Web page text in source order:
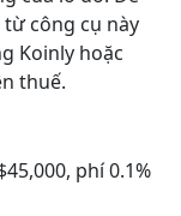
công cụ này
Koinly hoặc
thuế.
phí 0.1%